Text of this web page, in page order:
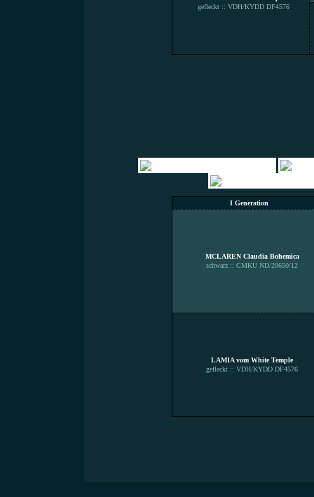
gefleckt :: VDH/KYDD DF4576
I Generation
MCLAREN Claudia Bohemica
schwarz :: CMKU ND/20650/12
LAMIA vom White Temple
gefleckt :: VDH/KYDD DF4576